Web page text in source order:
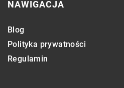
NAWIGACJA
Blog
Polityka prywatności
Regulamin